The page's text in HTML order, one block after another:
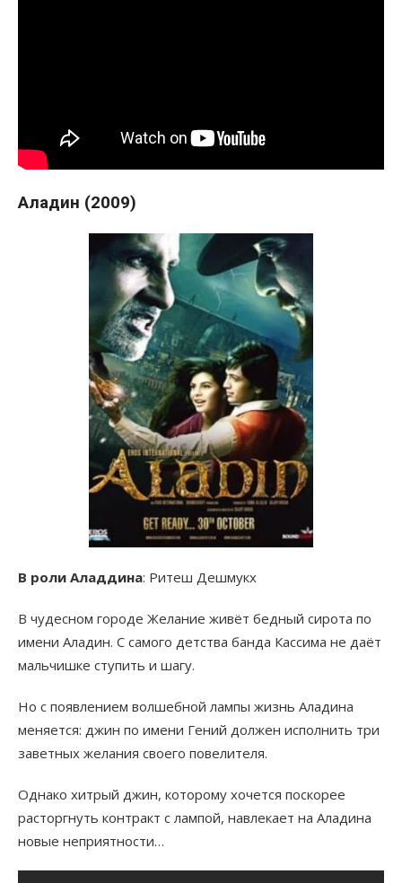
Аладин (2009)
В роли Аладдина: Ритеш Дешмукх
В чудесном городе Желание живёт бедный сирота по
имени Аладин. С самого детства банда Кассима не даёт
мальчишке ступить и шагу.
Но с появлением волшебной лампы жизнь Аладина
меняется: джин по имени Гений должен исполнить три
заветных желания своего повелителя.
Однако хитрый джин, которому хочется поскорее
расторгнуть контракт с лампой, навлекает на Аладина
новые неприятности…